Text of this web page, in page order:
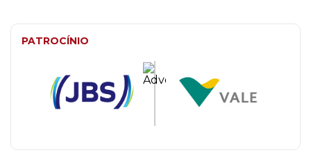
PATROCÍNIO